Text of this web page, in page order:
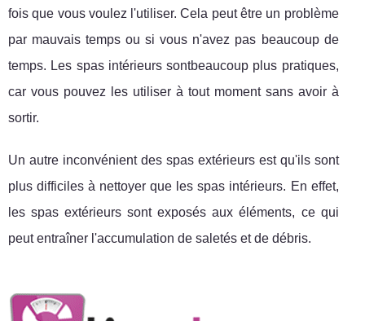
fois que vous voulez l'utiliser. Cela peut être un problème
par mauvais temps ou si vous n'avez pas beaucoup de
temps. Les spas intérieurs sontbeaucoup plus pratiques,
car vous pouvez les utiliser à tout moment sans avoir à
sortir.
Un autre inconvénient des spas extérieurs est qu'ils sont
plus difficiles à nettoyer que les spas intérieurs. En effet,
les spas extérieurs sont exposés aux éléments, ce qui
peut entraîner l'accumulation de saletés et de débris.